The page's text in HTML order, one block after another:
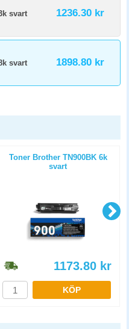
svart 1236.30 kr
svart 1898.80 kr
Toner Brother TN900BK 6k
svart
1173.80 kr
KÖP